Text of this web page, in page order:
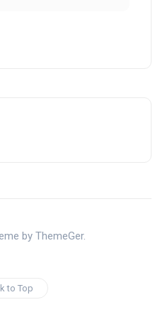
by ThemeGer.
to Top